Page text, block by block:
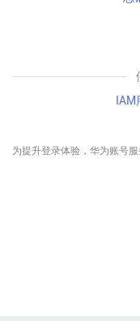
IAM
为提升登录体验，华为账号